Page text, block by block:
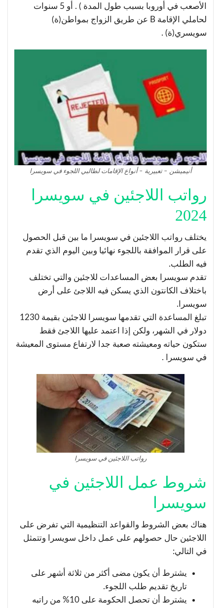
الأصعب في أوروبا بسبب طول المدة ) . أو 5 سنوات
لحاملي الإقامة B عن طريق الزواج بمواطن(ة)
سويسري(ة) .
أنيميشن – تعبيرية – أنواع الإقامات لطالبي اللجوء في سويسرا
رواتب اللاجئين في سويسرا
2024
يختلف رواتب اللاجئين في سويسرا ما بين قبل الحصول
على قرار الموافقة باللجوء نهائيا وبين اليوم الذي تقدم
فيه الطلب.
تقدم سويسرا بعض المساعدات للاجئين والتي تختلف
باختلاف الكانتون الذي يسكن فيه اللاجئ على أرض
سويسرا.
تبلغ المساعدة التي تقدمها سويسرا للاجئين بقيمة 1230
دولار في الشهر، ولكن إذا اعتمد عليها اللاجئ فقط
ستكون حياته ومعيشته صعبة جدا لارتفاع مستوى المعيشة
في سويسرا .
رواتب اللاجئين في سويسرا
شروط عمل اللاجئين في
سويسرا
هناك بعض الشروط والقواعد التنظيمية التي تفرض على
اللاجئين حال حصولهم على عمل داخل سويسرا وتتمثل
في التالي:
يشترط أن يكون مضى أكثر من ثلاثة أشهر على
تاريخ تقديم طلب اللجوء.
يشترط أن تحصل الحكومة على 10% من راتبه